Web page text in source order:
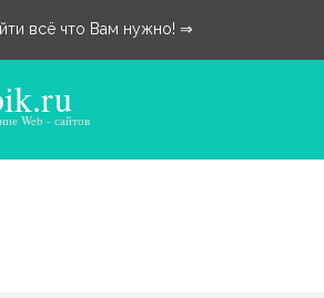
всё что Вам нужно! ⇒
Web - сайтов